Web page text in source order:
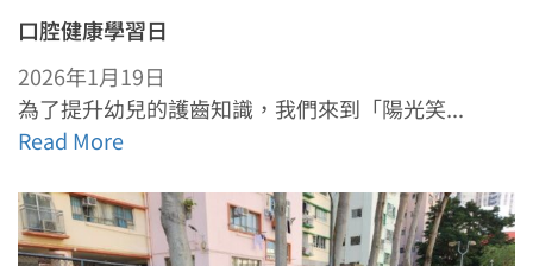
口腔健康學習日
2026年1月19日
為了提升幼兒的護齒知識，我們來到「陽光笑...
Read More